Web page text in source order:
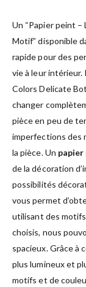
Un “Papier peint –
Motif” disponible
rapide pour des
vie à leur intérieur.
Colors Delicate
changer
pièce en peu de
imperfections des
la pièce. Un
de la décoration
possibilités
vous permet
utilisant des
choisis, nous
spacieux. Grâce à
plus lumineux et
motifs et de